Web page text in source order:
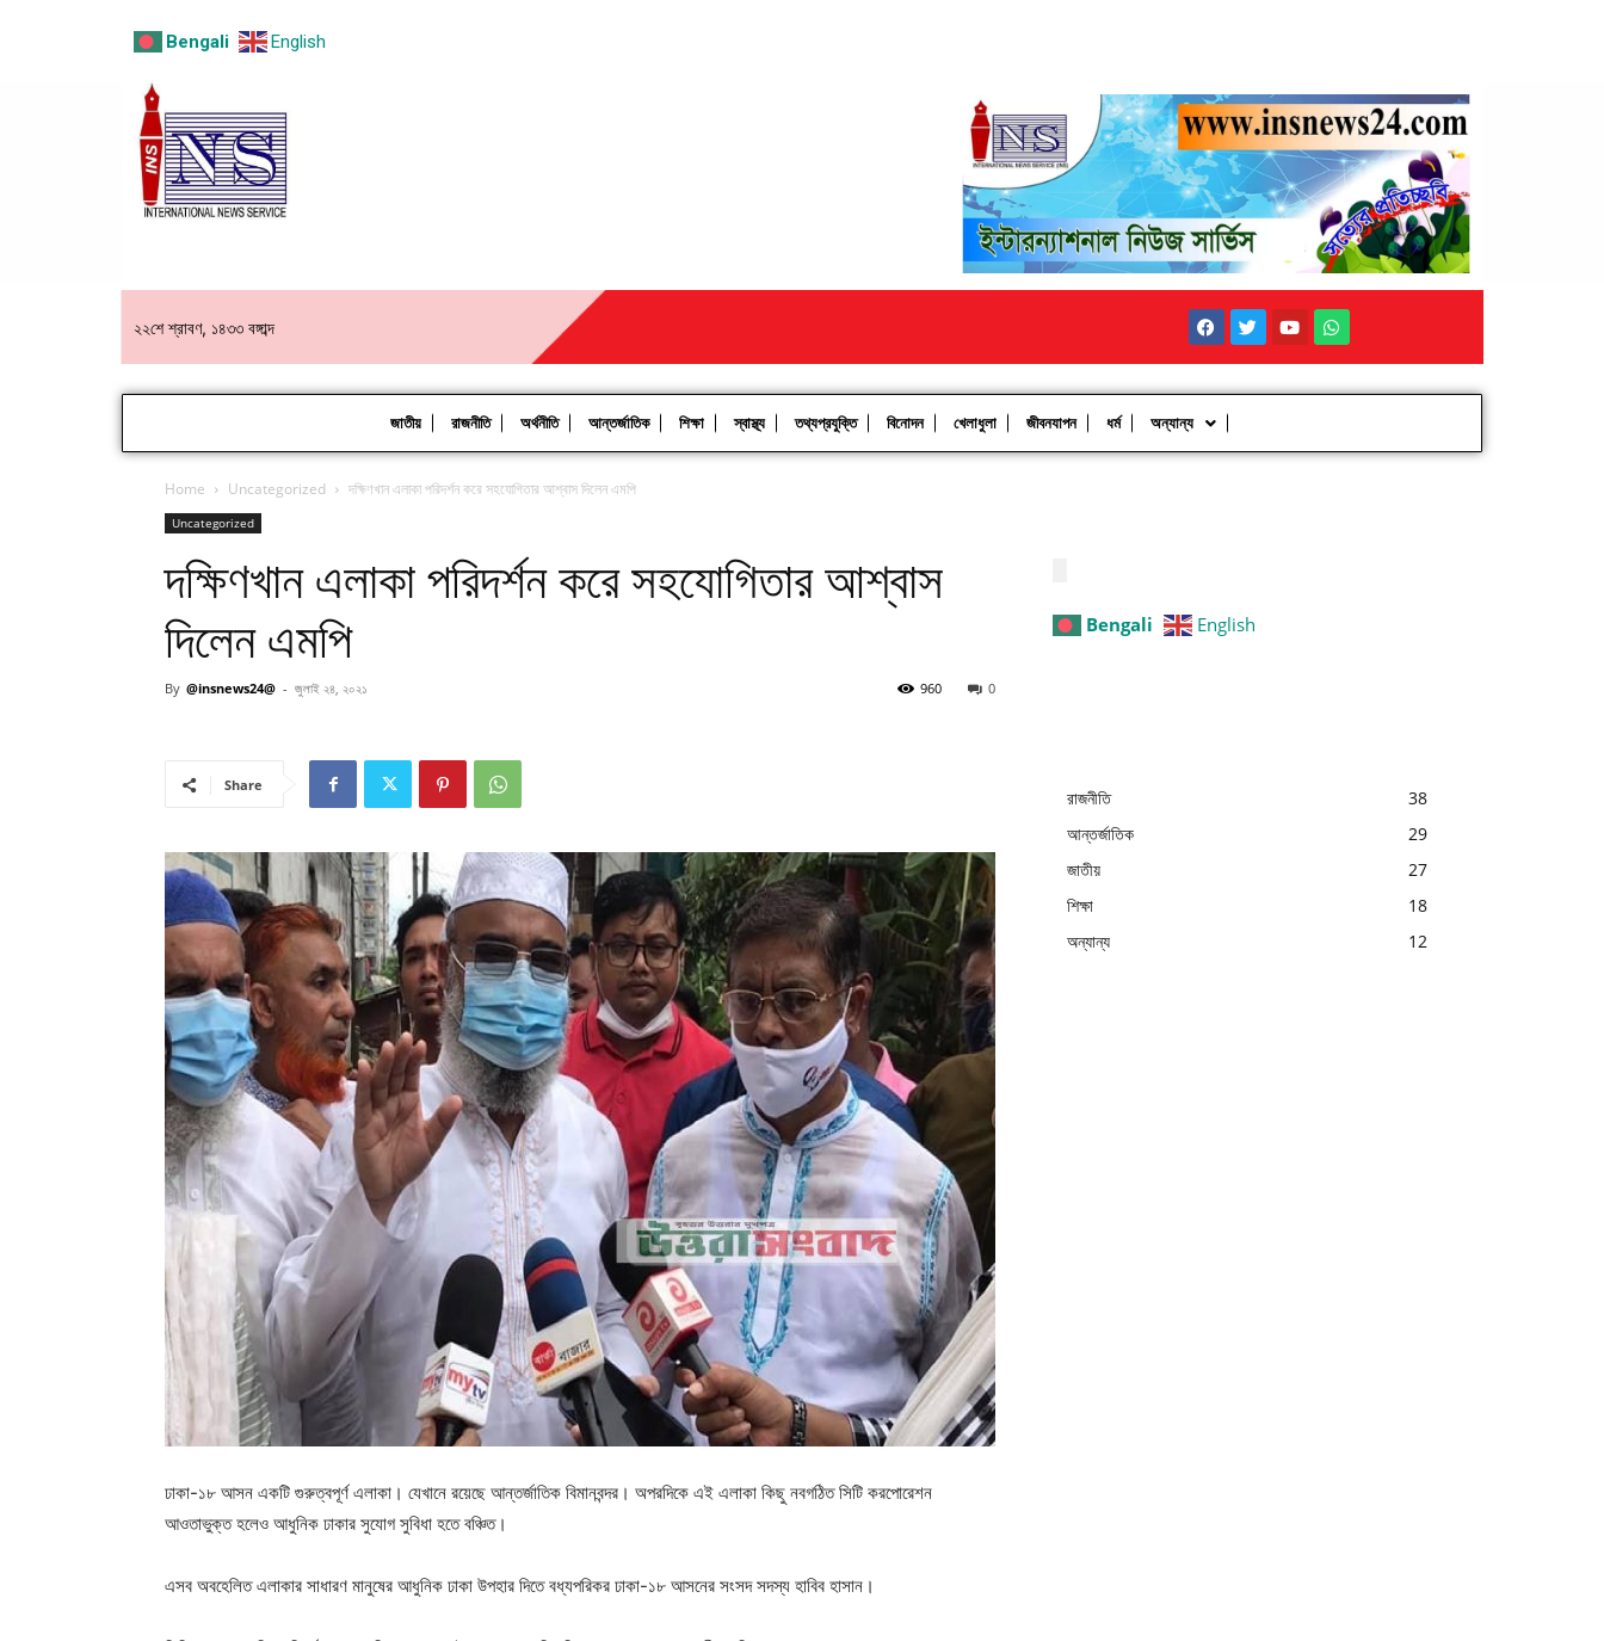
Bengali English
২২শে শ্রাবণ, ১৪৩৩ বঙ্গাব্দ
জাতীয় রাজনীতি অর্থনীতি আন্তর্জাতিক শিক্ষা স্বাস্থ্য তথ্যপ্রযুক্তি বিনোদন খেলাধুলা জীবনযাপন ধর্ম অন্যান্য
Home Uncategorized দক্ষিণখান এলাকা পরিদর্শন করে সহযোগিতার আশ্বাস দিলেন এমপি
Uncategorized
দক্ষিণখান এলাকা পরিদর্শন করে সহযোগিতার আশ্বাস
দিলেন এমপি
By @insnews24@ - জুলাই ২৪, ২০২১ 0
960
Share
ঢাকা-১৮ আসন একটি গুরুত্বপূর্ণ এলাকা। যেখানে রয়েছে আন্তর্জাতিক বিমানবন্দর। অপরদিকে এই এলাকা কিছু নবগঠিত সিটি করপোরেশন
আওতাভুক্ত হলেও আধুনিক ঢাকার সুযোগ সুবিধা হতে বঞ্চিত।
এসব অবহেলিত এলাকার সাধারণ মানুষের আধুনিক ঢাকা উপহার দিতে বধ্যপরিকর ঢাকা-১৮ আসনের সংসদ সদস্য হাবিব হাসান।
Bengali English
রাজনীতি
38
আন্তর্জাতিক
29
জাতীয়
27
শিক্ষা
18
অন্যান্য
12